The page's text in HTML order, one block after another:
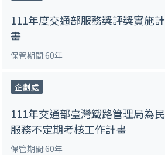
111年度交通部服務獎評獎實施計
畫
保管期間:60年
企劃處
111年交通部臺灣鐵路管理局為民
服務不定期考核工作計畫
保管期間:60年